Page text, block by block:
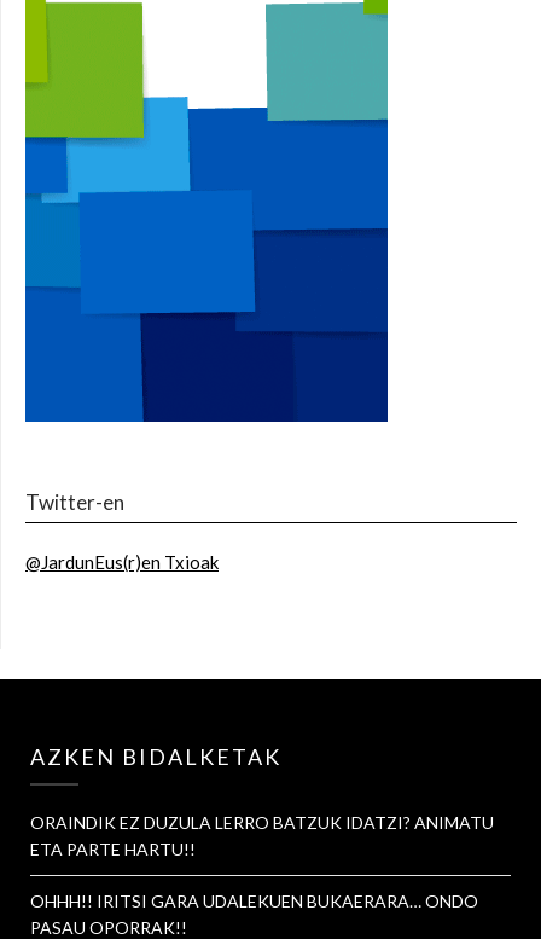
Twitter-en
@JardunEus(r)en Txioak
AZKEN BIDALKETAK
ORAINDIK EZ DUZULA LERRO BATZUK IDATZI? ANIMATU
ETA PARTE HARTU!!
OHHH!! IRITSI GARA UDALEKUEN BUKAERARA… ONDO
PASAU OPORRAK!!